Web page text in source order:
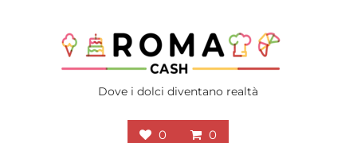
Dove i dolci diventano realtà
0 0